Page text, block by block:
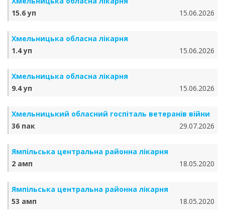
15.6 уп
15.06.2026
Хмельницька обласна лікарня
1.4 уп
15.06.2026
Хмельницька обласна лікарня
9.4 уп
15.06.2026
Хмельницький обласний госпіталь ветеранів війни
36 пак
29.07.2026
Ямпільська центральна районна лікарня
2 амп
18.05.2020
Ямпільська центральна районна лікарня
53 амп
18.05.2020